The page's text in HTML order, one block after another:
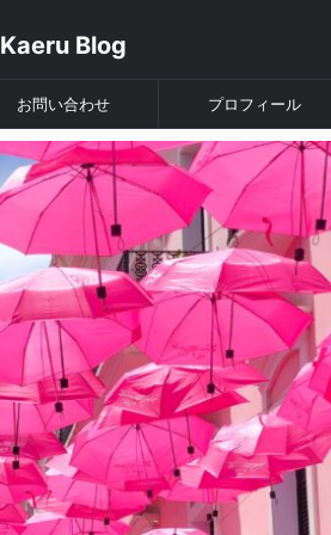
Kaeru Blog
お問い合わせ プロフィール